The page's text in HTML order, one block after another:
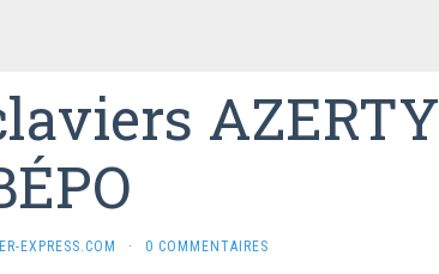
AZERTY
EXPRESS.COM · 0 COMMENTAIRES